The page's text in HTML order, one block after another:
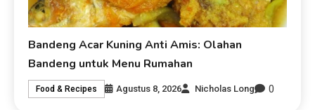
Bandeng Acar Kuning Anti Amis: Olahan
Bandeng untuk Menu Rumahan
Food & Recipes Agustus 8, 2026 Nicholas Long 0